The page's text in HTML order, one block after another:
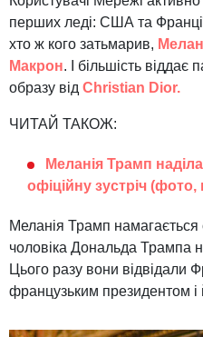
перших леді: США та
хто ж кого затьмарив,
Макрон. І більшість віддає
образу від Christian Dior.
ЧИТАЙ ТАКОЖ:
Меланія Трамп
офіційну зустріч (фото,
Меланія Трамп
чоловіка Дональда Трампа
Цього разу вони відвідали
французьким президентом